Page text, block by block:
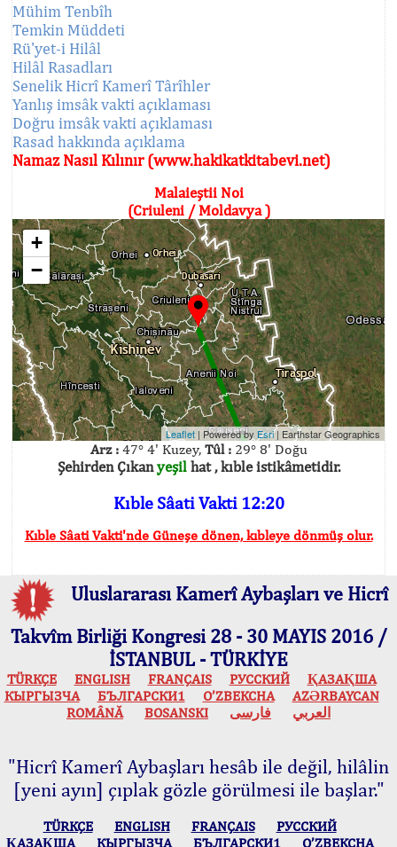
Mühim Tenbîh
Temkin Müddeti
Rü'yet-i Hilâl
Hilâl Rasadları
Senelik Hicrî Kamerî Târîhler
Yanlış imsâk vakti açıklaması
Doğru imsâk vakti açıklaması
Rasad hakkında açıklama
Namaz Nasıl Kılınır (www.hakikatkitabevi.net)
Malaieştii Noi
(Criuleni / Moldavya )
+
−
Leaflet | Powered by Esri| Earthstar Geographics
Arz :47° 4' Kuzey, Tûl :29° 8' Doğu
Şehirden Çıkanyeşilhat , kıble istikâmetidir.
Kıble Sâati Vakti 12:20
Kıble Sâati Vakti'nde Güneşe dönen, kıbleye dönmüş olur.
Uluslararası Kamerî Aybaşları ve Hicrî
Takvîm Birliği Kongresi 28 - 30 MAYIS 2016 /
İSTANBUL - TÜRKİYE
TÜRKÇE ENGLISH FRANÇAIS РУССКИЙ
ҚАЗАҚША
КЫPГЫЗЧA
БЪЛГАРСКИ1 O’ZBEKCHA
AZӘRBAYCAN
ROMÂNĂ
BOSANSKI العربي فارسی
"Hicrî Kamerî Aybaşları hesâb ile değil, hilâlin
[yeni ayın] çıplak gözle görülmesi ile başlar."
TÜRKÇE ENGLISH FRANÇAIS
РУССКИЙ
ҚАЗАҚША
КЫPГЫЗЧA БЪЛГАРСКИ1 O’ZBEKCHA